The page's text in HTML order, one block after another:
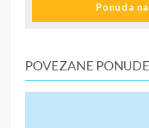
U CENU NIJE
Ponuda
POVEZANE PONUDE